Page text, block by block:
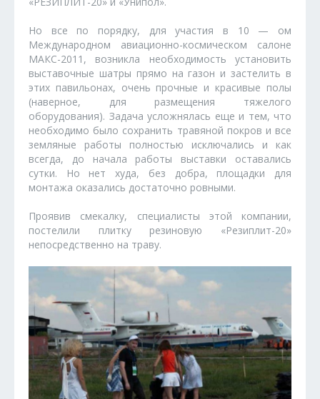
Но все по порядку, для участия в 10 — ом
Международном авиационно-космическом салоне
МАКС-2011, возникла необходимость установить
выставочные шатры прямо на газон и застелить в
этих павильонах, очень прочные и красивые полы
(наверное, для размещения тяжелого
оборудования). Задача усложнялась еще и тем, что
необходимо было сохранить травяной покров и все
земляные работы полностью исключались и как
всегда, до начала работы выставки оставались
сутки. Но нет худа, без добра, площадки для
монтажа оказались достаточно ровными.
Проявив смекалку, специалисты этой компании,
постелили плитку резиновую «Резиплит-20»
непосредственно на траву.